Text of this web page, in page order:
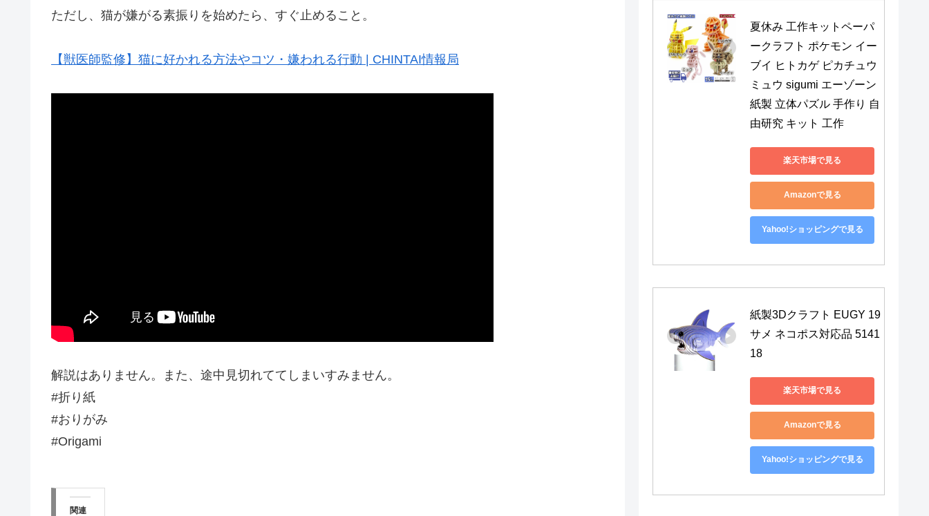
ただし、猫が嫌がる素振りを始めたら、すぐ止めること。
【獣医師監修】猫に好かれる方法やコツ・嫌われる行動 | CHINTAI情報局
解説はありません。また、途中見切れててしまいすみません。
#折り紙
#おりがみ
#Origami
関連
夏休み 工作キットペーパ
ークラフト ポケモン イー
ブイ ヒトカゲ ピカチュウ
ミュウ sigumi エーゾーン
紙製 立体パズル 手作り 自
由研究 キット 工作
楽天市場で見る
Amazonで見る
Yahoo!ショッピングで見る
紙製3Dクラフト EUGY 19
サメ ネコポス対応品 5141
18
楽天市場で見る
Amazonで見る
Yahoo!ショッピングで見る